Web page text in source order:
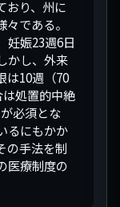
おり、州に
である。
妊娠23週6日
かし、外来
は10週（70
処置的中絶
必須とな
るにもかか
の手法を制
医療制度の